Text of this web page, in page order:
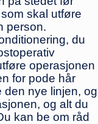
skal utføre
person.
du
operasjonen
for pode hår
den nye linjen, og
og alt du
kan be om råd